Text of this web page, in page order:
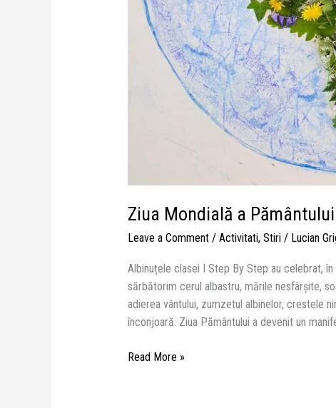
Ziua Mondială a Pământului
Leave a Comment / Activitati, Stiri/ Lucian
Albinuțele clasei I Step By Step au celebrat,
sărbătorim cerul albastru, mările nesfârșite,
adierea vântului, zumzetul albinelor, crestele
înconjoară. Ziua Pământului a devenit un
Read More »